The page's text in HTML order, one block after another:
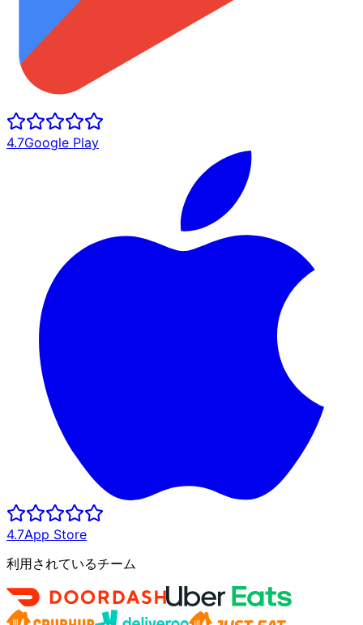
4.7Google Play
4.7App Store
利用されているチーム